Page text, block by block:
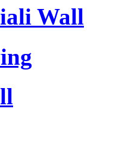
Wall